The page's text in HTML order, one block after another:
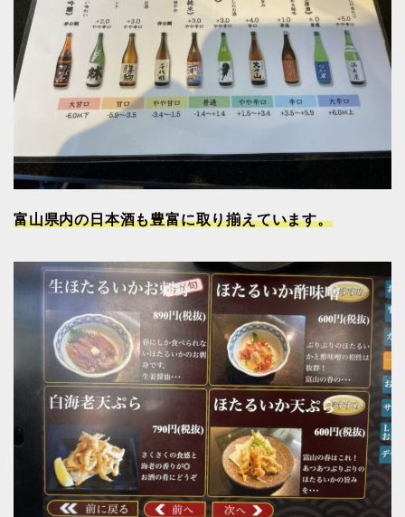
富山県内の日本酒も豊富に取り揃えています。